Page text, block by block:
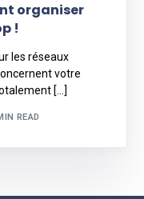
organiser
!
les réseaux
votre
[…]
READ